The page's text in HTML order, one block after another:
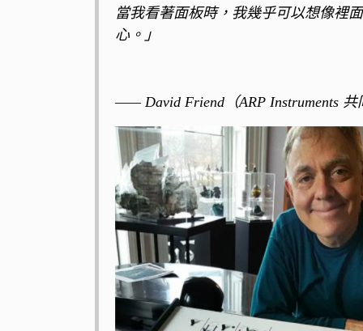
當我看著面板時，我幾乎可以想像裡
心。」
—— David Friend（ARP Instruments 共